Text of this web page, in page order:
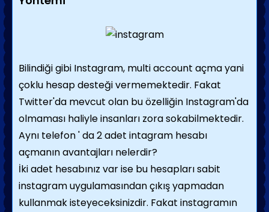
Bilindiği gibi Instagram, multi account açma yani
çoklu hesap desteği vermemektedir. Fakat
Twitter'da mevcut olan bu özelliğin Instagram'da
olmaması haliyle insanları zora sokabilmektedir.
Aynı telefon ' da 2 adet intagram hesabı
açmanın avantajları nelerdir?
İki adet hesabınız var ise bu hesapları sabit
instagram uygulamasından çıkış yapmadan
kullanmak isteyeceksinizdir. Fakat instagramın